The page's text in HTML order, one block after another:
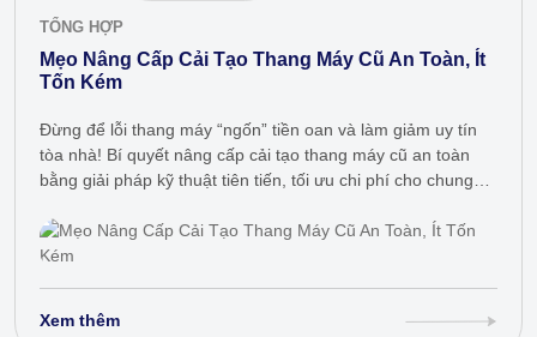
TỔNG HỢP
Mẹo Nâng Cấp Cải Tạo Thang Máy Cũ An Toàn, Ít
Tốn Kém
Đừng để lỗi thang máy “ngốn” tiền oan và làm giảm uy tín
tòa nhà! Bí quyết nâng cấp cải tạo thang máy cũ an toàn
bằng giải pháp kỹ thuật tiên tiến, tối ưu chi phí cho chung
Xem thêm